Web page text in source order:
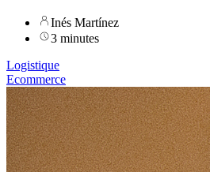
Inés Martínez
3 minutes
Logistique
Ecommerce